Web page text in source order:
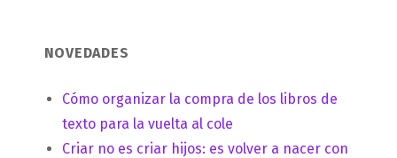
NOVEDADES
Cómo organizar la compra de los libros de
texto para la vuelta al cole
Criar no es criar hijos: es volver a nacer con